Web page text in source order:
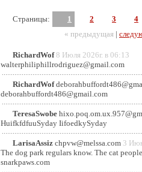
Страницы: 1 2 3
4
« предыдущая |
RichardWof 8 Июля 2026г. в 06:13
walterphiliphillrodriguez@gmail.com
RichardWof
deborahbuffordt486@gmail.com
TeresaSwobe
HuifkfdfuuSyday IifoedkySyday
LarisaAssiz chpvw@melssa.com 3
The dog park regulars know. The cat
snarkpaws.com